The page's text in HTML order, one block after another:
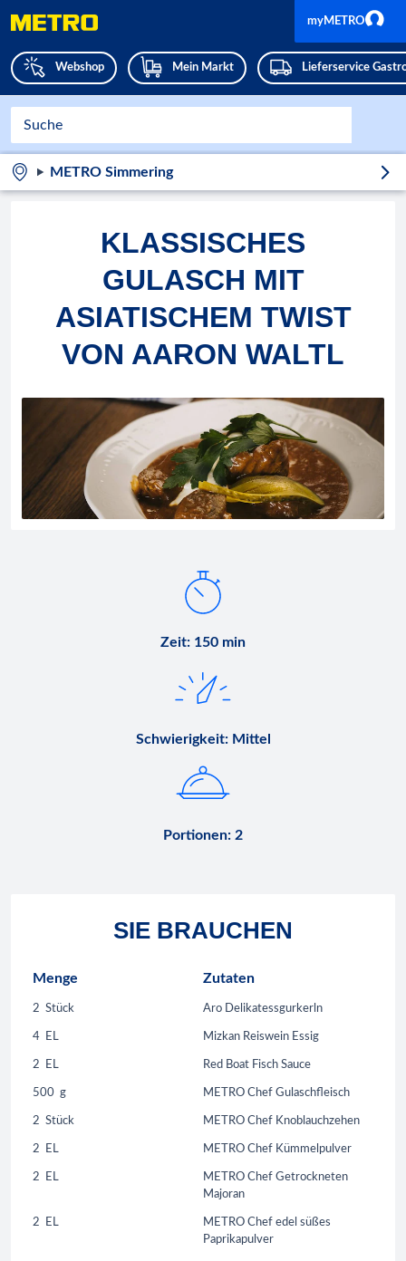
Webshop Mein Markt Lieferservice
myMETRO
METRO Simmering
KLASSISCHES
GULASCH MIT
ASIATISCHEM TWIST
VON AARON WALTL
Zeit: 150 min
Schwierigkeit: Mittel
Portionen: 2
SIE BRAUCHEN
Menge Zutaten
2 Stück Aro Delikatessgurkerln
4 EL Mizkan Reiswein Essig
2 EL Red Boat Fisch Sauce
500 g METRO Chef Gulaschfleisch
2 Stück METRO Chef Knoblauchzehen
2 EL METRO Chef Kümmelpulver
2 EL
METRO Chef Getrockneten
Majoran
2 EL
METRO Chef edel süßes
Paprikapulver